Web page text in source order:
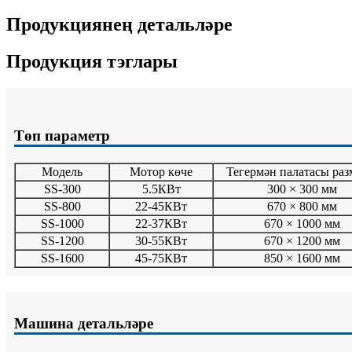
Продукциянең детальләре
Продукция тэглары
Төп параметр
Модель Мотор көче
Тегермән палатасы
SS-300
5.5КВт
300 × 300 мм
SS-800
22-45КВт
670 × 800 мм
SS-1000
22-37КВт
670 × 1000 мм
SS-1200
30-55КВт
670 × 1200 мм
SS-1600
45-75КВт 850 × 1600 мм
Машина детальләре